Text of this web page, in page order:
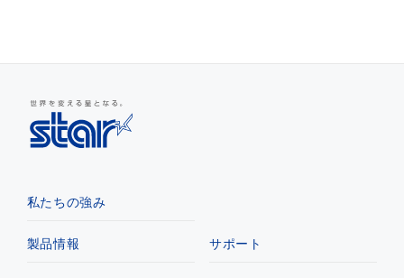
私たちの強み
製品情報 サポート